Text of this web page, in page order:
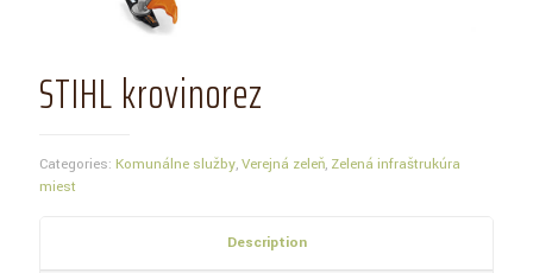
STIHL krovinorez
Categories: Komunálne služby,Verejná zeleň, Zelená infraštrukúra
miest
Description